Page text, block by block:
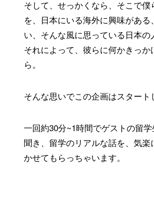
そして、せっかくなら、そこで僕
を、日本にいる海外に興味がある
い、そんな風に思っている日本の
それによって、彼らに何かきっか
ら。
そんな思いでこの企画はスタート
一回約30分~1時間でゲストの留
聞き、留学のリアルな話を、気楽
かせてもらっちゃいます。